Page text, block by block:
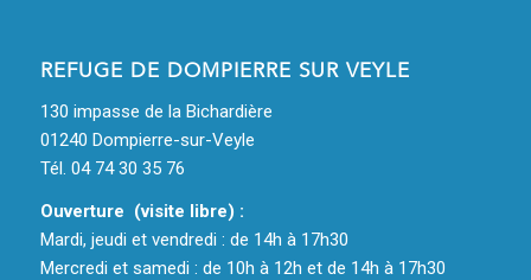
REFUGE DE DOMPIERRE SUR VEYLE
130 impasse de la Bichardière
01240 Dompierre-sur-Veyle
Tél. 04 74 30 35 76
Ouverture (visite libre) :
Mardi, jeudi et vendredi : de 14h à 17h30
Mercredi et samedi : de 10h à 12h et de 14h à 17h30